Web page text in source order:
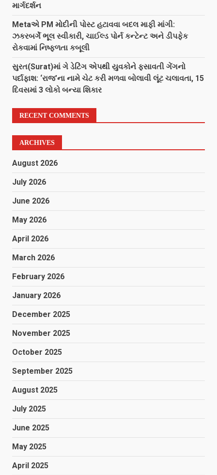
માર્ગદર્શન
Metaએ PM મોદીની પોસ્ટ હટાવવા બદલ માફી માંગી:
ઝકરબર્ગે ભૂલ સ્વીકારી, ચાઈલ્ડ પોર્ન કન્ટેન્ટ અને ડીપફેક
રોકવામાં નિષ્ફળતા કબૂલી
સુરત(Surat)માં ગે ડેટિંગ એપથી યુવકોને ફસાવતી ગેંગનો
પર્દાફાશ: ‘રાજ’ના નામે ચેટ કરી મળવા બોલાવી લૂંટ ચલાવતા, 15
દિવસમાં 3 લોકો બન્યા શિકાર
RECENT COMMENTS
ARCHIVES
August 2026
July 2026
June 2026
May 2026
April 2026
March 2026
February 2026
January 2026
December 2025
November 2025
October 2025
September 2025
August 2025
July 2025
June 2025
May 2025
April 2025